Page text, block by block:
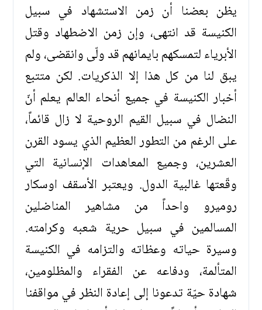
يظن بعضنا أن زمن الاستشهاد في سبيل
الكنيسة قد انتهى، وإن زمن الاضطهاد وقتل
الأبرياء لتمسكهم بايمانهم قد ولّى وانقضى، ولم
يبق لنا من كل هذا إلا الذكريات. لكن متتبع
أخبار الكنيسة في جميع أنحاء العالم يعلم أنّ
النضال في سبيل القيم الروحية لا زال قائماً،
على الرغم من التطور العظيم الذي يسود القرن
العشرين، وجميع المعاهدات الإنسانية التي
وقّعتها غالبية الدول. ويعتبر الأسقف اوسكار
روميرو واحداً من مشاهير المناضلين
المسالمين في سبيل حرية شعبه وكرامته.
وسيرة حياته وعظاته والتزامه في الكنيسة
المتألمة، ودفاعه عن الفقراء والمظلومين،
شهادة حيّة تدعونا إلى إعادة النظر في مواقفنا